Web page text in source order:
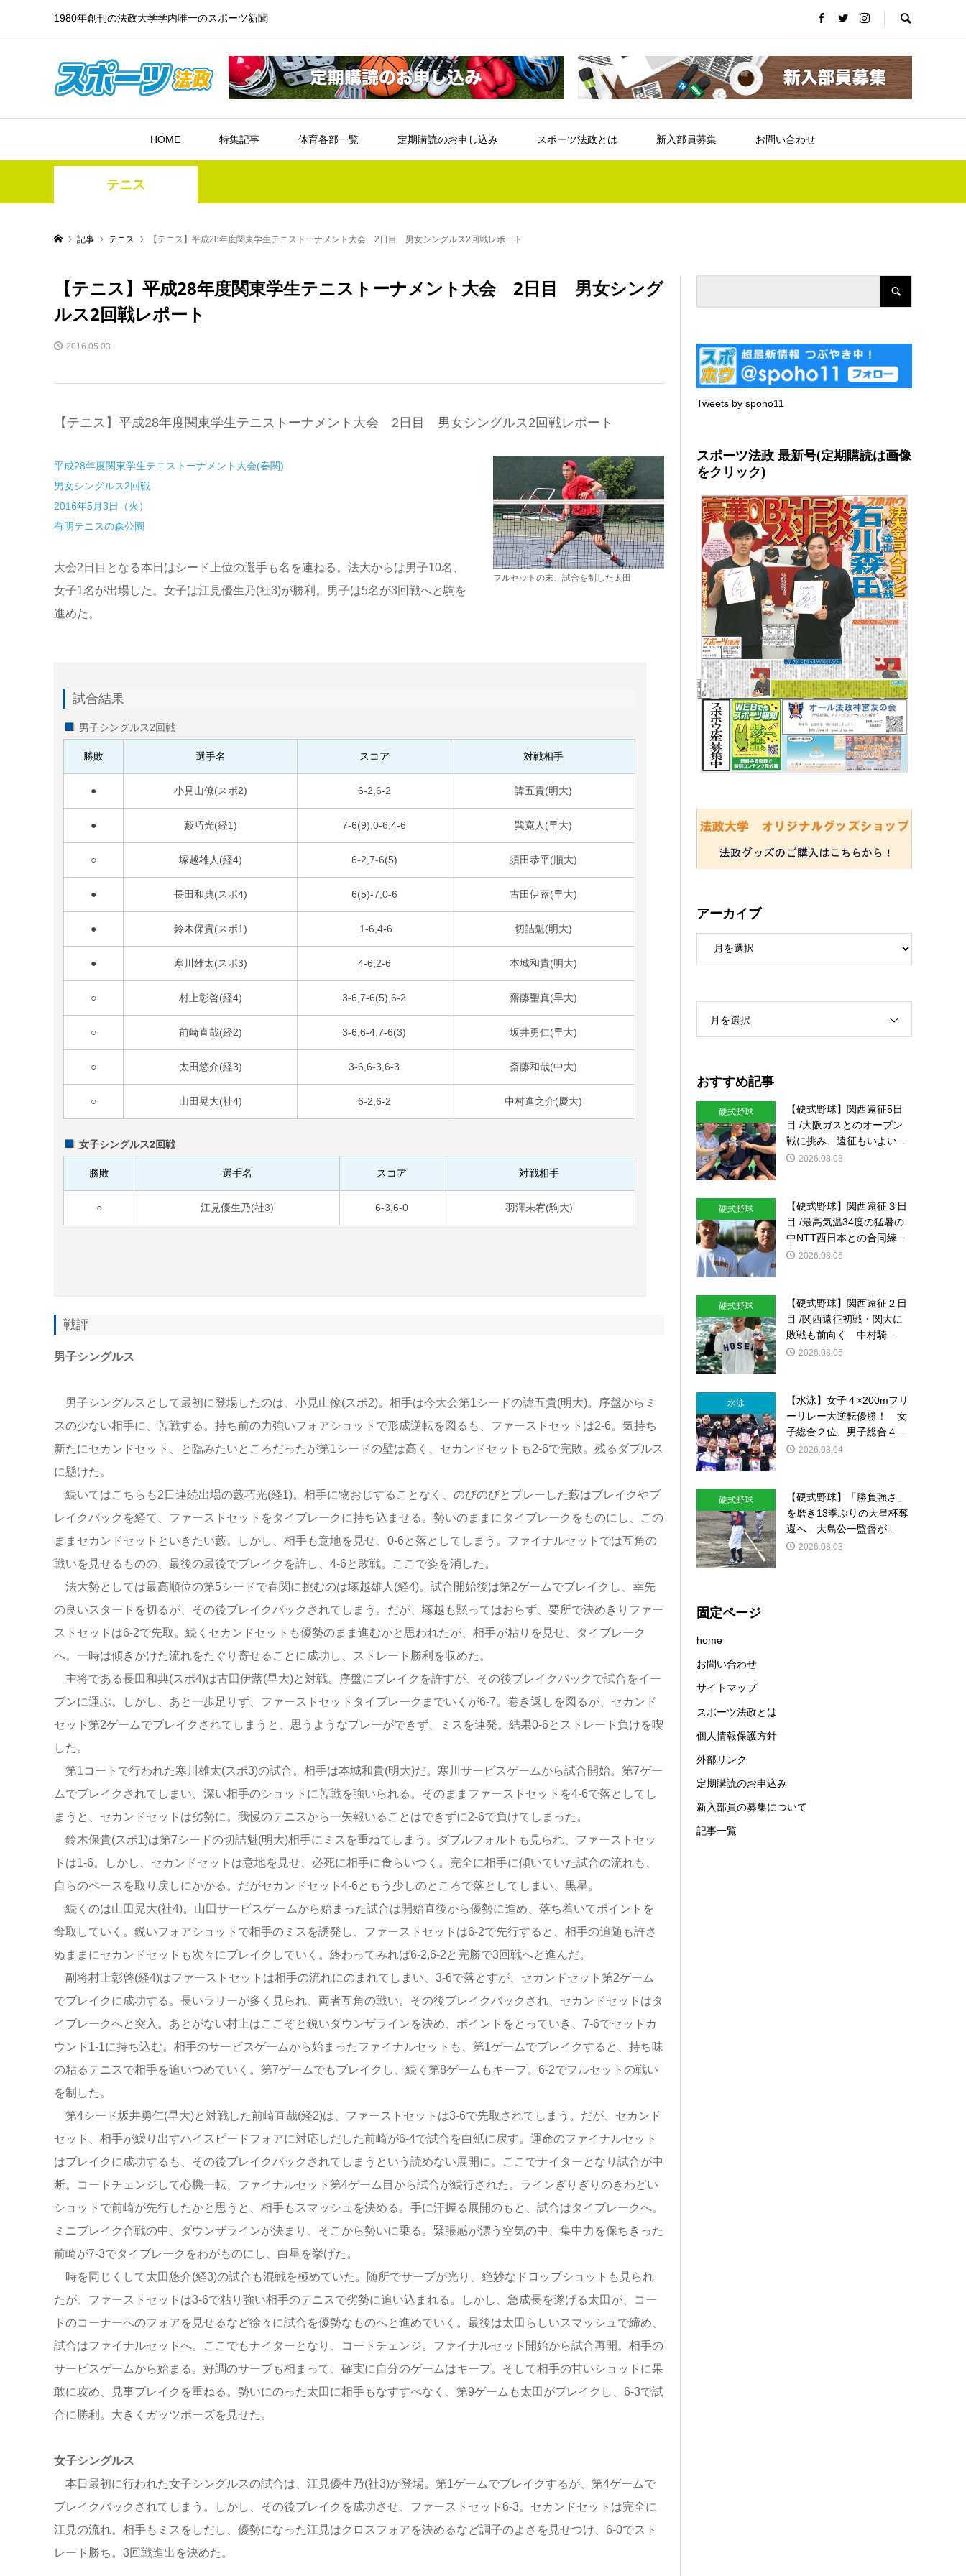
1980年創刊の法政大学学内唯一のスポーツ新聞
HOME 特集記事 体育各部一覧 定期購読のお申し込み スポーツ法政とは 新入部員募集 お問い合わせ
テニス
記事 テニス 【テニス】平成28年度関東学生テニストーナメント大会 2日目 男女シングルス2回戦レポート
【テニス】平成28年度関東学生テニストーナメント大会 2日目 男女シング
ルス2回戦レポート
2016.05.03
【テニス】平成28年度関東学生テニストーナメント大会 2日目 男女シングルス2回戦レポート
平成28年度関東学生テニストーナメント大会(春関)
男女シングルス2回戦
2016年5月3日（火）
有明テニスの森公園
大会2日目となる本日はシード上位の選手も名を連ねる。法大からは男子10名、
女子1名が出場した。女子は江見優生乃(社3)が勝利。男子は5名が3回戦へと駒を
進めた。
フルセットの末、試合を制した太田
試合結果
男子シングルス2回戦
勝敗 選手名 スコア 対戦相手
● 小見山僚(スポ2) 6-2,6-2 諱五貴(明大)
● 藪巧光(経1) 7-6(9),0-6,4-6 巽寛人(早大)
○ 塚越雄人(経4) 6-2,7-6(5) 須田恭平(順大)
● 長田和典(スポ4) 6(5)-7,0-6 古田伊蕗(早大)
● 鈴木保貴(スポ1) 1-6,4-6 切詰魁(明大)
● 寒川雄太(スポ3) 4-6,2-6 本城和貴(明大)
○ 村上彰啓(経4) 3-6,7-6(5),6-2 齋藤聖真(早大)
○ 前崎直哉(経2) 3-6,6-4,7-6(3) 坂井勇仁(早大)
○ 太田悠介(経3) 3-6,6-3,6-3 斎藤和哉(中大)
○ 山田晃大(社4) 6-2,6-2 中村進之介(慶大)
女子シングルス2回戦
勝敗 選手名 スコア 対戦相手
○ 江見優生乃(社3) 6-3,6-0 羽澤未宥(駒大)
戦評
男子シングルス
男子シングルスとして最初に登場したのは、小見山僚(スポ2)。相手は今大会第1シードの諱五貴(明大)。序盤からミ
スの少ない相手に、苦戦する。持ち前の力強いフォアショットで形成逆転を図るも、ファーストセットは2-6。気持ち
新たにセカンドセット、と臨みたいところだったが第1シードの壁は高く、セカンドセットも2-6で完敗。残るダブルス
に懸けた。
続いてはこちらも2日連続出場の藪巧光(経1)。相手に物おじすることなく、のびのびとプレーした藪はブレイクやブ
レイクバックを経て、ファーストセットをタイブレークに持ち込ませる。勢いのままにタイブレークをものにし、この
ままセカンドセットといきたい藪。しかし、相手も意地を見せ、0-6と落としてしまう。ファイナルセットでは互角の
戦いを見せるものの、最後の最後でブレイクを許し、4-6と敗戦。ここで姿を消した。
法大勢としては最高順位の第5シードで春関に挑むのは塚越雄人(経4)。試合開始後は第2ゲームでブレイクし、幸先
の良いスタートを切るが、その後ブレイクバックされてしまう。だが、塚越も黙ってはおらず、要所で決めきりファー
ストセットは6-2で先取。続くセカンドセットも優勢のまま進むかと思われたが、相手が粘りを見せ、タイブレーク
へ。一時は傾きかけた流れをたぐり寄せることに成功し、ストレート勝利を収めた。
主将である長田和典(スポ4)は古田伊蕗(早大)と対戦。序盤にブレイクを許すが、その後ブレイクバックで試合をイー
ブンに運ぶ。しかし、あと一歩足りず、ファーストセットタイブレークまでいくが6-7。巻き返しを図るが、セカンド
セット第2ゲームでブレイクされてしまうと、思うようなプレーができず、ミスを連発。結果0-6とストレート負けを喫
した。
第1コートで行われた寒川雄太(スポ3)の試合。相手は本城和貴(明大)だ。寒川サービスゲームから試合開始。第7ゲー
ムでブレイクされてしまい、深い相手のショットに苦戦を強いられる。そのままファーストセットを4-6で落としてし
まうと、セカンドセットは劣勢に。我慢のテニスから一矢報いることはできずに2-6で負けてしまった。
鈴木保貴(スポ1)は第7シードの切詰魁(明大)相手にミスを重ねてしまう。ダブルフォルトも見られ、ファーストセッ
トは1-6。しかし、セカンドセットは意地を見せ、必死に相手に食らいつく。完全に相手に傾いていた試合の流れも、
自らのペースを取り戻しにかかる。だがセカンドセット4-6ともう少しのところで落としてしまい、黒星。
続くのは山田晃大(社4)。山田サービスゲームから始まった試合は開始直後から優勢に進め、落ち着いてポイントを
奪取していく。鋭いフォアショットで相手のミスを誘発し、ファーストセットは6-2で先行すると、相手の追随も許さ
ぬままにセカンドセットも次々にブレイクしていく。終わってみれば6-2,6‐2と完勝で3回戦へと進んだ。
副将村上彰啓(経4)はファーストセットは相手の流れにのまれてしまい、3-6で落とすが、セカンドセット第2ゲーム
でブレイクに成功する。長いラリーが多く見られ、両者互角の戦い。その後ブレイクバックされ、セカンドセットはタ
イブレークへと突入。あとがない村上はここぞと鋭いダウンザラインを決め、ポイントをとっていき、7-6でセットカ
ウント1-1に持ち込む。相手のサービスゲームから始まったファイナルセットも、第1ゲームでブレイクすると、持ち味
の粘るテニスで相手を追いつめていく。第7ゲームでもブレイクし、続く第8ゲームもキープ。6-2でフルセットの戦い
を制した。
第4シード坂井勇仁(早大)と対戦した前崎直哉(経2)は、ファーストセットは3-6で先取されてしまう。だが、セカンド
セット、相手が繰り出すハイスピードフォアに対応しだした前崎が6-4で試合を白紙に戻す。運命のファイナルセット
はブレイクに成功するも、その後ブレイクバックされてしまうという読めない展開に。ここでナイターとなり試合が中
断。コートチェンジして心機一転、ファイナルセット第4ゲーム目から試合が続行された。ラインぎりぎりのきわどい
ショットで前崎が先行したかと思うと、相手もスマッシュを決める。手に汗握る展開のもと、試合はタイブレークへ。
ミニブレイク合戦の中、ダウンザラインが決まり、そこから勢いに乗る。緊張感が漂う空気の中、集中力を保ちきった
前崎が7-3でタイブレークをわがものにし、白星を挙げた。
時を同じくして太田悠介(経3)の試合も混戦を極めていた。随所でサーブが光り、絶妙なドロップショットも見られ
たが、ファーストセットは3-6で粘り強い相手のテニスで劣勢に追い込まれる。しかし、急成長を遂げる太田が、コー
トのコーナーへのフォアを見せるなど徐々に試合を優勢なものへと進めていく。最後は太田らしいスマッシュで締め、
試合はファイナルセットへ。ここでもナイターとなり、コートチェンジ。ファイナルセット開始から試合再開。相手の
サービスゲームから始まる。好調のサーブも相まって、確実に自分のゲームはキープ。そして相手の甘いショットに果
敢に攻め、見事ブレイクを重ねる。勢いにのった太田に相手もなすすべなく、第9ゲームも太田がブレイクし、6-3で試
合に勝利。大きくガッツポーズを見せた。
女子シングルス
本日最初に行われた女子シングルスの試合は、江見優生乃(社3)が登場。第1ゲームでブレイクするが、第4ゲームで
ブレイクバックされてしまう。しかし、その後ブレイクを成功させ、ファーストセット6-3。セカンドセットは完全に
江見の流れ。相手もミスをしだし、優勢になった江見はクロスフォアを決めるなど調子のよさを見せつけ、6-0でスト
レート勝ち。3回戦進出を決めた。
Tweets by spoho11
スポーツ法政 最新号(定期購読は画像
をクリック)
アーカイブ
月を選択
おすすめ記事
硬式野球
【硬式野球】関西遠征5日
目 /大阪ガスとのオープン
戦に挑み、遠征もいよい...
2026.08.08
硬式野球
【硬式野球】関西遠征３日
目 /最高気温34度の猛暑の
中NTT西日本との合同練...
2026.08.06
硬式野球
【硬式野球】関西遠征２日
目 /関西遠征初戦・関大に
敗戦も前向く 中村騎...
2026.08.05
水泳
【水泳】女子４×200mフリ
ーリレー大逆転優勝！ 女
子総合２位、男子総合４...
2026.08.04
硬式野球
【硬式野球】「勝負強さ」
を磨き13季ぶりの天皇杯奪
還へ 大島公一監督が...
2026.08.03
固定ページ
home
お問い合わせ
サイトマップ
スポーツ法政とは
個人情報保護方針
外部リンク
定期購読のお申込み
新入部員の募集について
記事一覧